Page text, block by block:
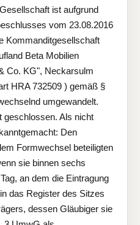
ist aufgrund
vom 23.08.2016
Kommanditgesellschaft
Beta Mobilien
Co. KG", Neckarsulm
HRA 732509 ) gemäß §
umgewandelt.
geschlossen. Als nicht
Den
Formwechsel beteiligten
sie binnen sechs
an dem die Eintragung
das Register des Sitzes
dessen Gläubiger sie